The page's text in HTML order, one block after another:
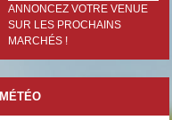
ANNONCEZ VOTRE VENUE
SUR LES PROCHAINS
MARCHÉS !
MÉTÉO